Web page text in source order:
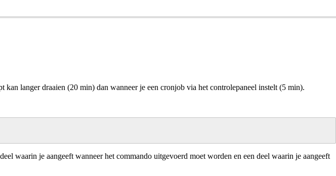
langer draaien (20 min) dan wanneer je een cronjob via het controlepaneel instelt (5 min).
waarin je aangeeft wanneer het commando uitgevoerd moet worden en een deel waarin je aangeeft